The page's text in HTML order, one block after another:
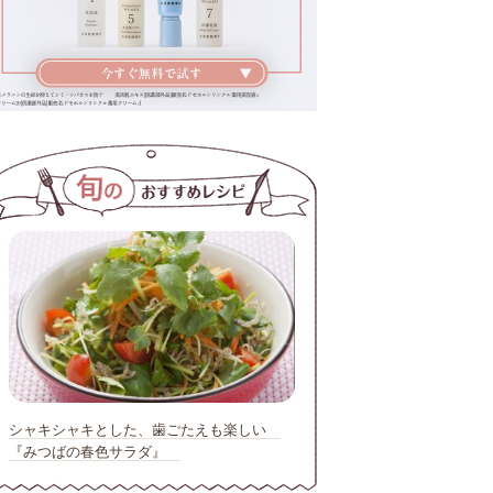
シャキシャキとした、歯ごたえも楽しい
『みつばの春色サラダ』